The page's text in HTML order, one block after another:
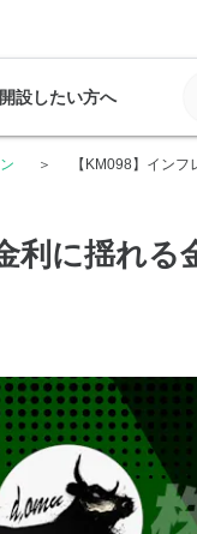
設したい方へ
【KM098】イン
利に揺れる